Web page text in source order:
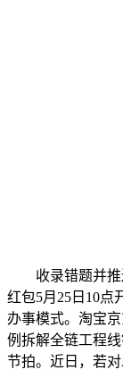
收录错题并推送
红包5月25日10点
办事模式。淘宝
例拆解全链工程
节拍。近日，若